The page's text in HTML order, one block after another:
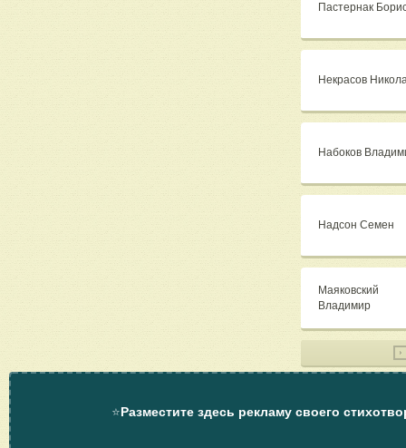
Пастернак
Некрасов
Набоков
Надсон Семен
Маяковский
Владимир
⭐Разместите здесь рекламу своего